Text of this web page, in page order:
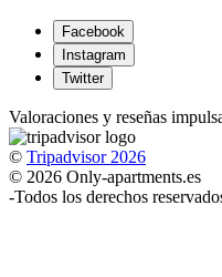
Facebook
Instagram
Twitter
Valoraciones y reseñas
© Tripadvisor 2026
© 2026 Only-apartments.es
-Todos los derechos